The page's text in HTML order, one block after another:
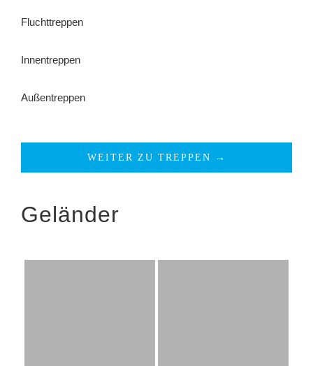
Fluchttreppen
Innentreppen
Außentreppen
WEITER ZU TREPPEN →
Geländer